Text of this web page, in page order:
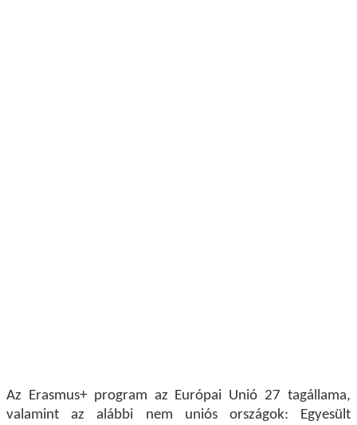
Az Erasmus+program az Európai Unió 27 tagállama,
valamint az alábbi nem uniós országok: Egyesült